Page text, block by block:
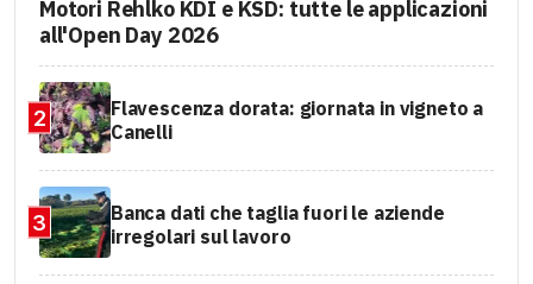
Motori Rehlko KDI e KSD: tutte le applicazioni
all'Open Day 2026
2
Flavescenza dorata: giornata in vigneto a
Canelli
3
Banca dati che taglia fuori le aziende
irregolari sul lavoro